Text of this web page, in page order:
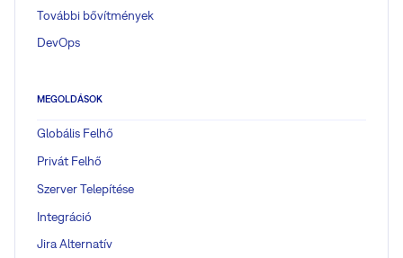
További bővítmények
DevOps
MEGOLDÁSOK
Globális Felhő
Privát Felhő
Szerver Telepítése
Integráció
Jira Alternatív